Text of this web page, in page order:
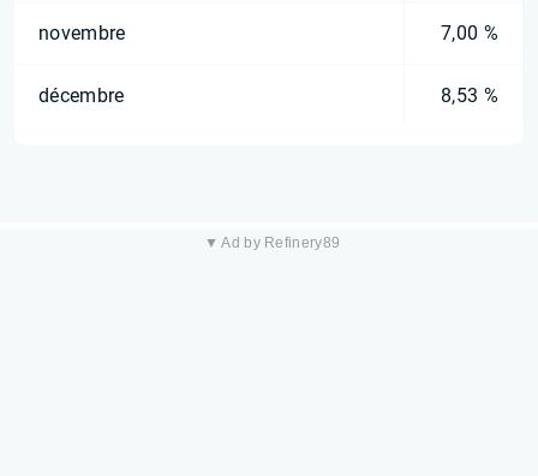
novembre 7,00 %
décembre 8,53 %
▼ Ad by Refinery89